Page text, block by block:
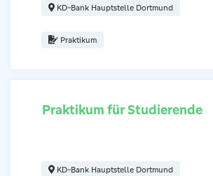
KD-Bank Hauptstelle Dortmund
Praktikum
Regionaldirektor (m/w/d) Institutionelle
Praktikum für Studierende
KD-Bank Hauptstelle Dortmund